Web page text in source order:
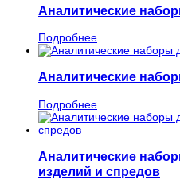
Аналитические
Подробнее
Аналитические
Подробнее
Аналитические
изделий и спредов